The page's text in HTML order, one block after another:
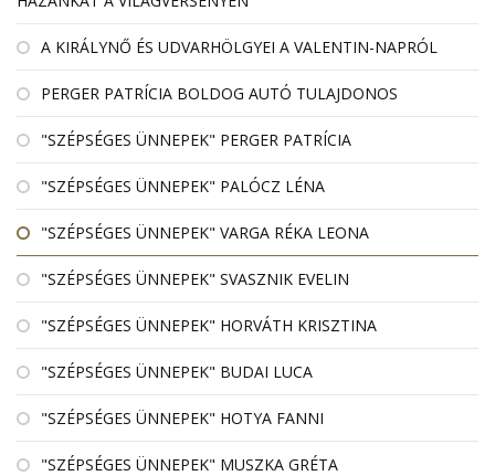
A KIRÁLYNŐ ÉS UDVARHÖLGYEI A VALENTIN-NAPRÓL
PERGER PATRÍCIA BOLDOG AUTÓ TULAJDONOS
"SZÉPSÉGES ÜNNEPEK" PERGER PATRÍCIA
"SZÉPSÉGES ÜNNEPEK" PALÓCZ LÉNA
"SZÉPSÉGES ÜNNEPEK" VARGA RÉKA LEONA
"SZÉPSÉGES ÜNNEPEK" SVASZNIK EVELIN
"SZÉPSÉGES ÜNNEPEK" HORVÁTH KRISZTINA
"SZÉPSÉGES ÜNNEPEK" BUDAI LUCA
"SZÉPSÉGES ÜNNEPEK" HOTYA FANNI
"SZÉPSÉGES ÜNNEPEK" MUSZKA GRÉTA